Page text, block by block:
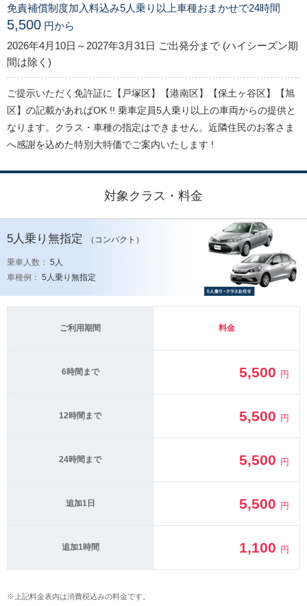
免責補償制度加入料込み5人乗り以上車種おまかせで24時間
5,500 円から
2026年4月10日～2027年3月31日 ご出発分まで (ハイシーズン期
間は除く)
ご提示いただく免許証に【戸塚区】【港南区】【保土ヶ谷区】【旭
区】の記載があればOK !! 乗車定員5人乗り以上の車両からの提供と
なります。クラス・車種の指定はできません。近隣住民のお客さま
へ感謝を込めた特別大特価でご案内いたします !
対象クラス・料金
5人乗り無指定 （コンパクト）
乗車人数： 5人
車種例： 5人乗り無指定
ご利用期間 料金
6時間まで 5,500 円
12時間まで 5,500 円
24時間まで 5,500 円
追加1日 5,500 円
追加1時間 1,100 円
※上記料金表内は消費税込みの料金です。